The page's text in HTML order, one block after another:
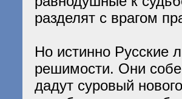
разделят с врагом
Но истинно Русские
решимости. Они
дадут суровый